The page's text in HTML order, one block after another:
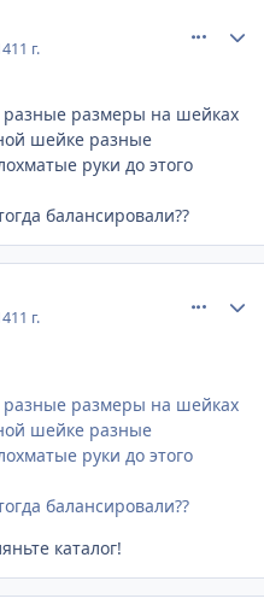
11 г.
размеры на шейках
шейке разные
руки до этого
балансировали??
11 г.
размеры на шейках
шейке разные
руки до этого
балансировали??
каталог!